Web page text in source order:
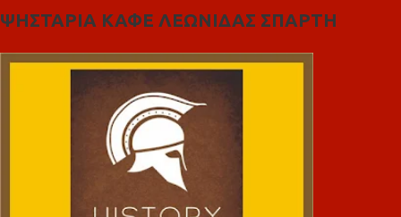
ΨΗΣΤΑΡΙΑ ΚΑΦΕ ΛΕΩΝΙΔΑΣ ΣΠΑΡΤΗ